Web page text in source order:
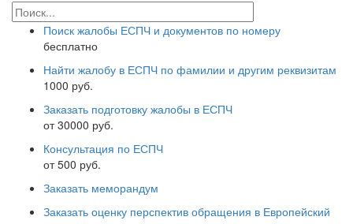
Поиск жалобы ЕСПЧ и документов по номеру
бесплатно
Найти жалобу в ЕСПЧ по фамилии и другим реквизитам
1000 руб.
Заказать подготовку жалобы в ЕСПЧ
от 30000 руб.
Консультация по ЕСПЧ
от 500 руб.
Заказать меморандум
Заказать оценку перспектив обращения в Европейский